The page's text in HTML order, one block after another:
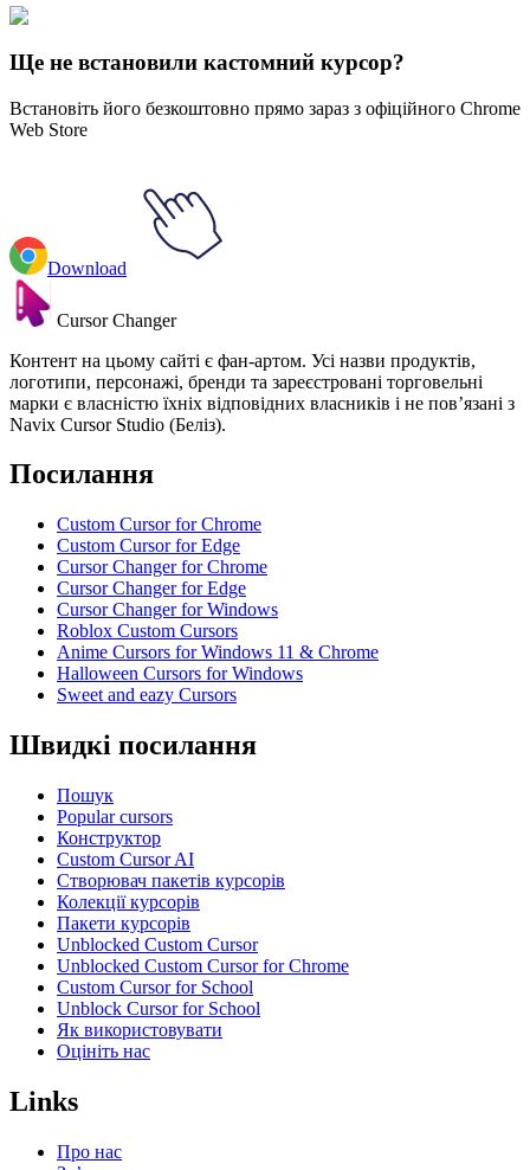
Explore All Collections
Ще не встановили кастомний курсор?
Встановіть його безкоштовно прямо зараз з офіційного Chrome
Web Store
Download
Cursor Changer
Контент на цьому сайті є фан-артом. Усі назви продуктів,
логотипи, персонажі, бренди та зареєстровані торговельні
марки є власністю їхніх відповідних власників і не пов’язані з
Navix Cursor Studio (Беліз).
Посилання
Custom Cursor for Chrome
Custom Cursor for Edge
Cursor Changer for Chrome
Cursor Changer for Edge
Cursor Changer for Windows
Roblox Custom Cursors
Anime Cursors for Windows 11 & Chrome
Halloween Cursors for Windows
Sweet and eazy Cursors
Швидкі посилання
Пошук
Popular cursors
Конструктор
Custom Cursor AI
Створювач пакетів курсорів
Колекції курсорів
Пакети курсорів
Unblocked Custom Cursor
Unblocked Custom Cursor for Chrome
Custom Cursor for School
Unblock Cursor for School
Як використовувати
Оцініть нас
Links
Про нас